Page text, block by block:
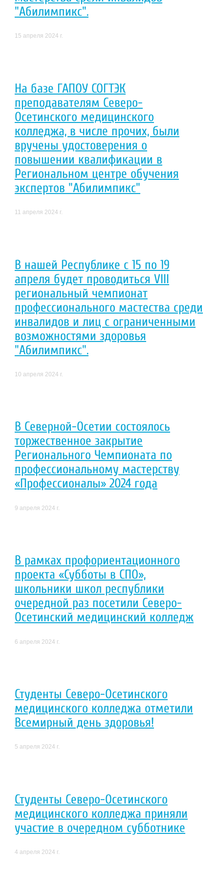
"Абилимпикс".
15 апреля 2024 г.
На базе ГАПОУ СОГТЭК
преподавателям Северо-
Осетинского медицинского
колледжа, в числе прочих, были
вручены удостоверения о
повышении квалификации в
Региональном центре обучения
экспертов "Абилимпикс"
11 апреля 2024 г.
В нашей Республике с 15 по 19
апреля будет проводиться VIII
региональный чемпионат
профессионального мастества среди
инвалидов и лиц с ограниченными
возможностями здоровья
"Абилимпикс".
10 апреля 2024 г.
В Северной-Осетии состоялось
торжественное закрытие
Регионального Чемпионата по
профессиональному мастерству
«Профессионалы» 2024 года
9 апреля 2024 г.
В рамках профориентационного
проекта «Субботы в СПО»,
школьники школ республики
очередной раз посетили Северо-
Осетинский медицинский колледж
6 апреля 2024 г.
Студенты Северо-Осетинского
медицинского колледжа отметили
Всемирный день здоровья!
5 апреля 2024 г.
Студенты Северо-Осетинского
медицинского колледжа приняли
участие в очередном субботнике
4 апреля 2024 г.